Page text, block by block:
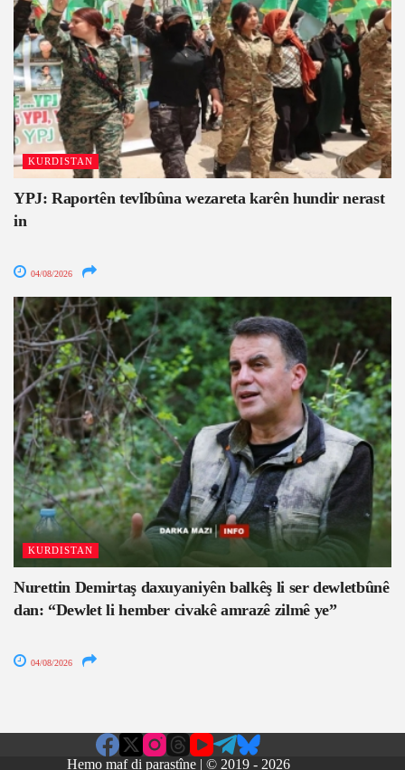
KURDISTAN
YPJ: Raportên tevlîbûna wezareta karên hundir nerast
in
04/08/2026
KURDISTAN
Nurettin Demirtaş daxuyaniyên balkêş li ser dewletbûnê
dan: “Dewlet li hember civakê amrazê zilmê ye”
04/08/2026
Hemo maf di parastîne | © 2019 - 2026